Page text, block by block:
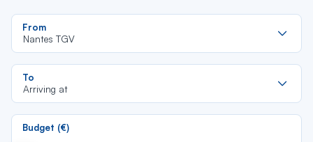
From
Nantes TGV
To
Arriving at
Budget (€)